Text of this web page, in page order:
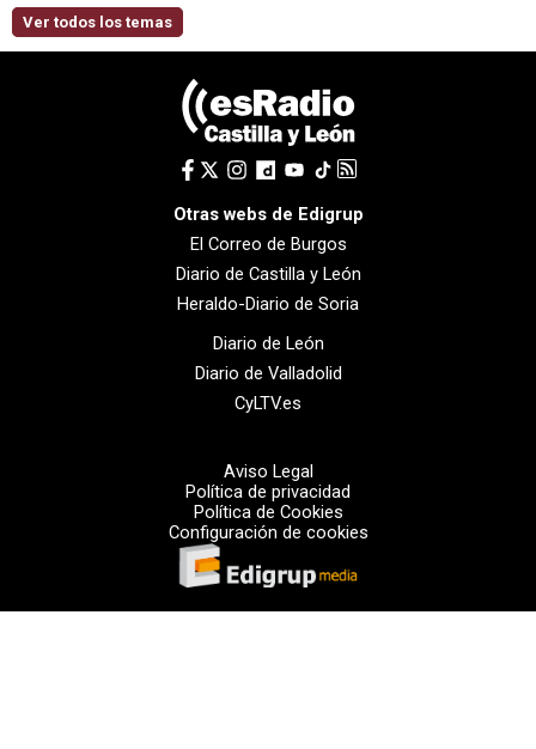
Ver todos los temas
Otras webs de Edigrup
El Correo de Burgos
Diario de Castilla y León
Heraldo-Diario de Soria
Diario de León
Diario de Valladolid
CyLTV.es
Aviso Legal
Política de privacidad
Política de Cookies
Configuración de cookies